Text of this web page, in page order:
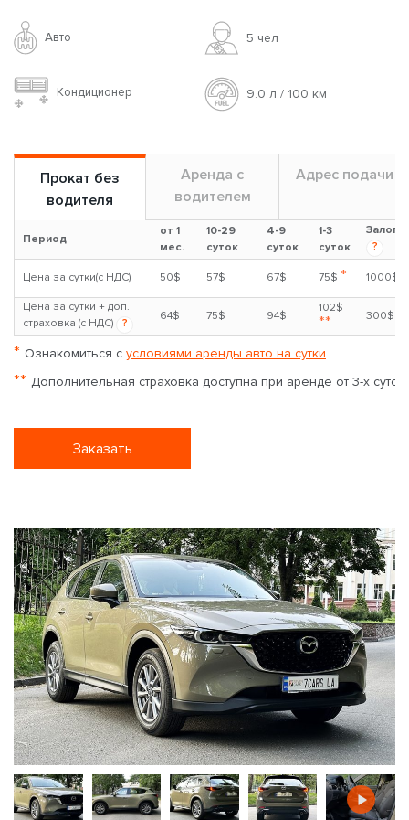
Авто 5 чел
Кондиционер 9.0 л / 100 км
Прокат без
водителя
Аренда с
водителем
Адрес подачи
Период
от 1
мес.
10-29
суток
4-9
суток
1-3
суток
Залог
?
Цена за сутки(с НДС) 50$ 57$ 67$ 75$ * 1000$
Цена за сутки + доп.
страховка (с НДС)
?
64$ 75$ 94$
102$
** 300$
* Ознакомиться с условиями аренды авто на сутки
** Дополнительная страховка доступна при аренде от 3-х суток
Заказать